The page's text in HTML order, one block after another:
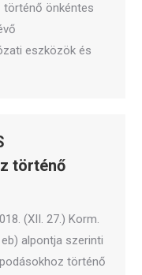
történő önkéntes
eszközök és
történő
(XII. 27.) Korm.
alpontja szerinti
történő